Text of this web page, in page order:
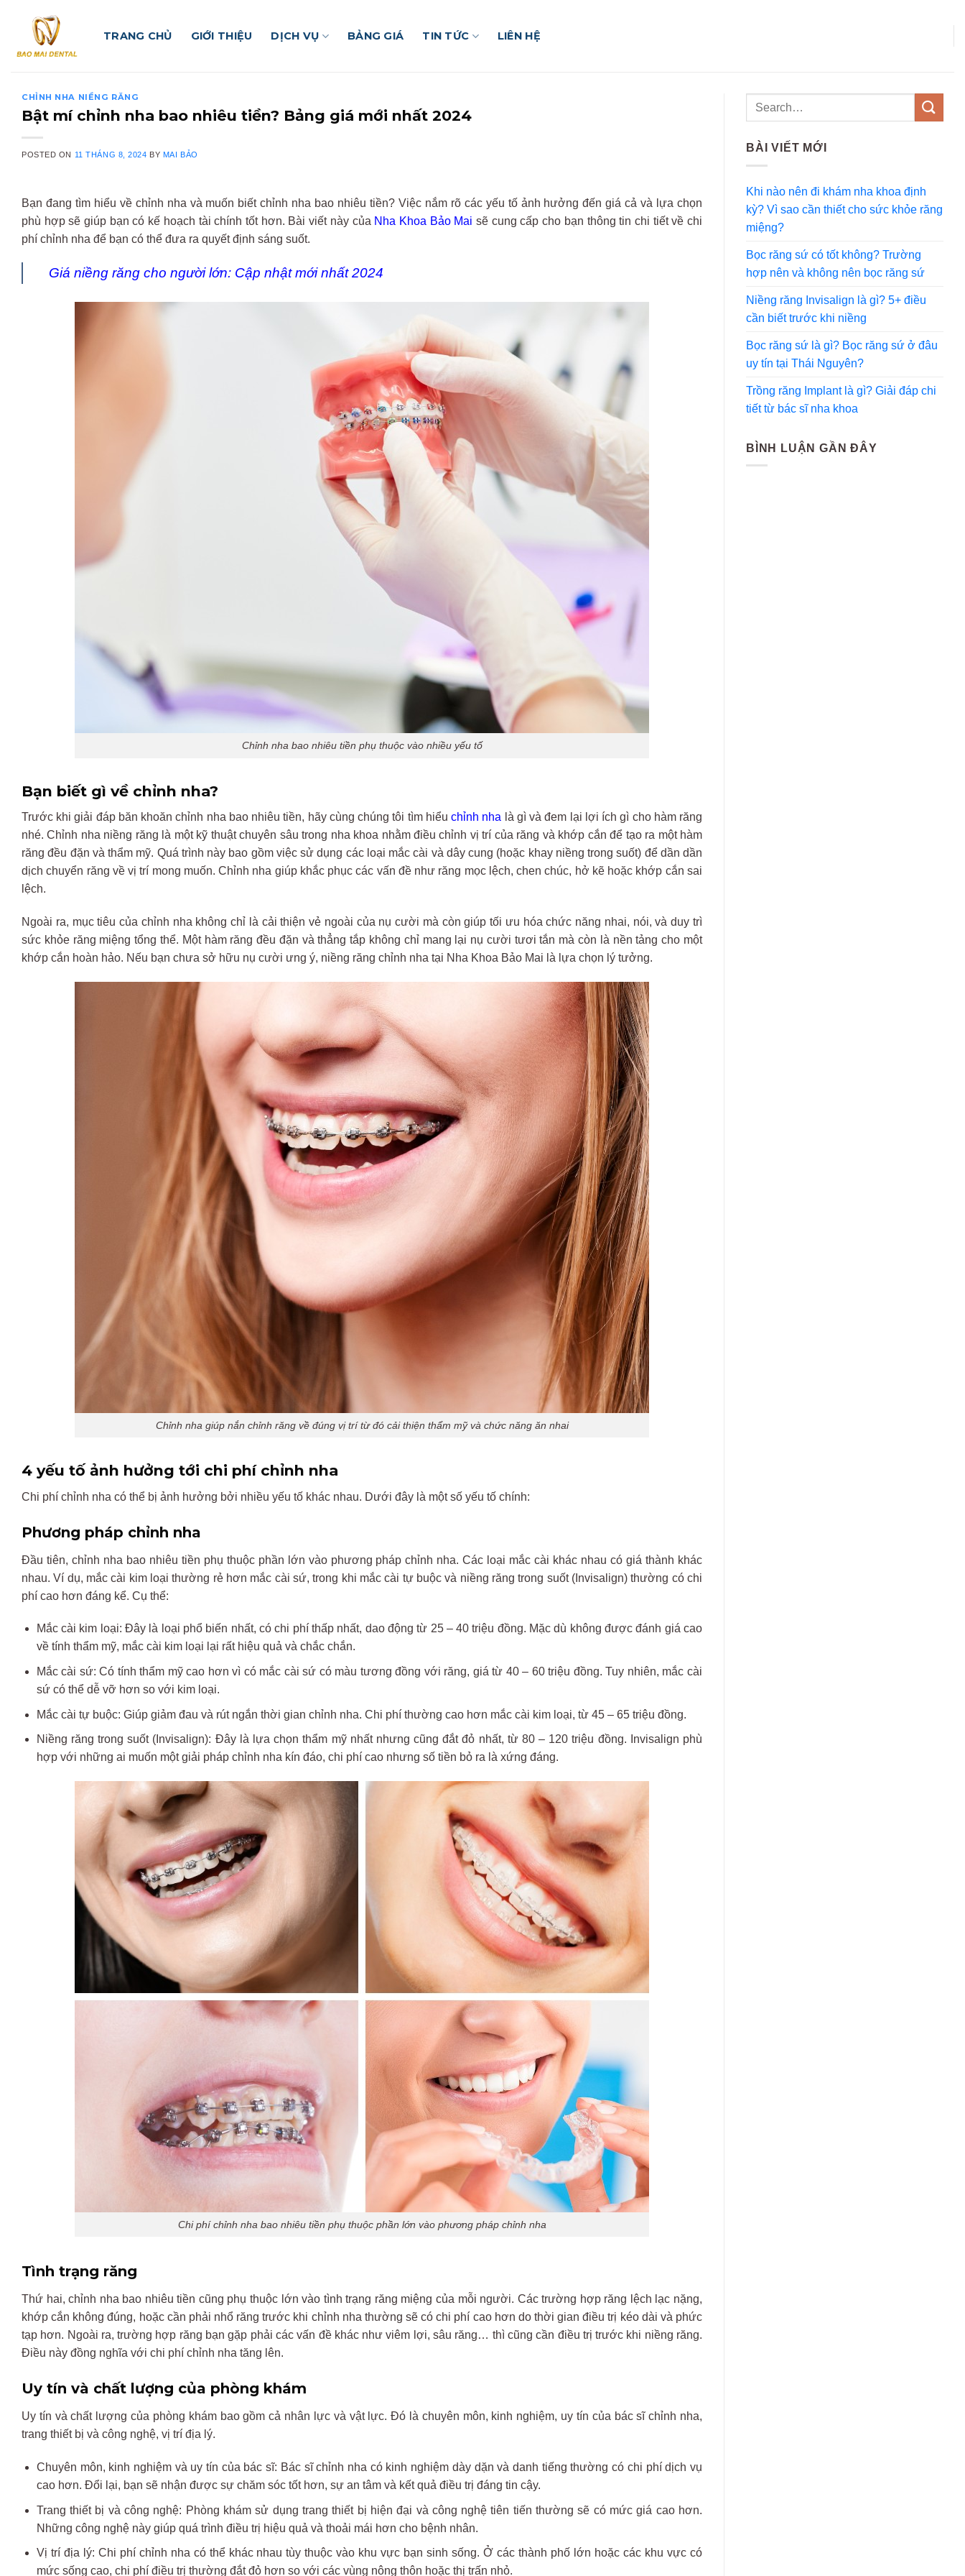
content
TRANG CHỦ GIỚI THIỆU DỊCH VỤ BẢNG GIÁ TIN TỨC LIÊN HỆ
CHỈNH NHA NIỀNG RĂNG
Bật mí chỉnh nha bao nhiêu tiền? Bảng giá mới nhất 2024
POSTED ON 11 THÁNG 8, 2024 BY MAI BẢO
Bạn đang tìm hiểu về chỉnh nha và muốn biết chỉnh nha bao nhiêu tiền? Việc nắm rõ các yếu tố ảnh hưởng đến giá cả và lựa chọn
phù hợp sẽ giúp bạn có kế hoạch tài chính tốt hơn. Bài viết này của Nha Khoa Bảo Mai sẽ cung cấp cho bạn thông tin chi tiết về chi
phí chỉnh nha để bạn có thể đưa ra quyết định sáng suốt.
Giá niềng răng cho người lớn: Cập nhật mới nhất 2024
Chỉnh nha bao nhiêu tiền phụ thuộc vào nhiều yếu tố
Bạn biết gì về chỉnh nha?
Trước khi giải đáp băn khoăn chỉnh nha bao nhiêu tiền, hãy cùng chúng tôi tìm hiểuchỉnh nha là gì và đem lại lợi ích gì cho hàm răng
nhé. Chỉnh nha niềng răng là một kỹ thuật chuyên sâu trong nha khoa nhằm điều chỉnh vị trí của răng và khớp cắn để tạo ra một hàm
răng đều đặn và thẩm mỹ. Quá trình này bao gồm việc sử dụng các loại mắc cài và dây cung (hoặc khay niềng trong suốt) để dần dần
dịch chuyển răng về vị trí mong muốn. Chỉnh nha giúp khắc phục các vấn đề như răng mọc lệch, chen chúc, hở kẽ hoặc khớp cắn sai
lệch.
Ngoài ra, mục tiêu của chỉnh nha không chỉ là cải thiện vẻ ngoài của nụ cười mà còn giúp tối ưu hóa chức năng nhai, nói, và duy trì
sức khỏe răng miệng tổng thể. Một hàm răng đều đặn và thẳng tắp không chỉ mang lại nụ cười tươi tắn mà còn là nền tảng cho một
khớp cắn hoàn hảo. Nếu bạn chưa sở hữu nụ cười ưng ý, niềng răng chỉnh nha tại Nha Khoa Bảo Mai là lựa chọn lý tưởng.
Chỉnh nha giúp nắn chỉnh răng về đúng vị trí từ đó cải thiện thẩm mỹ và chức năng ăn nhai
4 yếu tố ảnh hưởng tới chi phí chỉnh nha
Chi phí chỉnh nha có thể bị ảnh hưởng bởi nhiều yếu tố khác nhau. Dưới đây là một số yếu tố chính:
Phương pháp chỉnh nha
Đầu tiên, chỉnh nha bao nhiêu tiền phụ thuộc phần lớn vào phương pháp chỉnh nha. Các loại mắc cài khác nhau có giá thành khác
nhau. Ví dụ, mắc cài kim loại thường rẻ hơn mắc cài sứ, trong khi mắc cài tự buộc và niềng răng trong suốt (Invisalign) thường có chi
phí cao hơn đáng kể. Cụ thể:
Mắc cài kim loại: Đây là loại phổ biến nhất, có chi phí thấp nhất, dao động từ 25 – 40 triệu đồng. Mặc dù không được đánh giá cao
về tính thẩm mỹ, mắc cài kim loại lại rất hiệu quả và chắc chắn.
Mắc cài sứ: Có tính thẩm mỹ cao hơn vì có mắc cài sứ có màu tương đồng với răng, giá từ 40 – 60 triệu đồng. Tuy nhiên, mắc cài
sứ có thể dễ vỡ hơn so với kim loại.
Mắc cài tự buộc: Giúp giảm đau và rút ngắn thời gian chỉnh nha. Chi phí thường cao hơn mắc cài kim loại, từ 45 – 65 triệu đồng.
Niềng răng trong suốt (Invisalign): Đây là lựa chọn thẩm mỹ nhất nhưng cũng đắt đỏ nhất, từ 80 – 120 triệu đồng. Invisalign phù
hợp với những ai muốn một giải pháp chỉnh nha kín đáo, chi phí cao nhưng số tiền bỏ ra là xứng đáng.
Chi phí chỉnh nha bao nhiêu tiền phụ thuộc phần lớn vào phương pháp chỉnh nha
Tình trạng răng
Thứ hai, chỉnh nha bao nhiêu tiền cũng phụ thuộc lớn vào tình trạng răng miệng của mỗi người. Các trường hợp răng lệch lạc nặng,
khớp cắn không đúng, hoặc cần phải nhổ răng trước khi chỉnh nha thường sẽ có chi phí cao hơn do thời gian điều trị kéo dài và phức
tạp hơn. Ngoài ra, trường hợp răng bạn gặp phải các vấn đề khác như viêm lợi, sâu răng… thì cũng cần điều trị trước khi niềng răng.
Điều này đồng nghĩa với chi phí chỉnh nha tăng lên.
Uy tín và chất lượng của phòng khám
Uy tín và chất lượng của phòng khám bao gồm cả nhân lực và vật lực. Đó là chuyên môn, kinh nghiệm, uy tín của bác sĩ chỉnh nha,
trang thiết bị và công nghệ, vị trí địa lý.
Chuyên môn, kinh nghiệm và uy tín của bác sĩ: Bác sĩ chỉnh nha có kinh nghiệm dày dặn và danh tiếng thường có chi phí dịch vụ
cao hơn. Đổi lại, bạn sẽ nhận được sự chăm sóc tốt hơn, sự an tâm và kết quả điều trị đáng tin cậy.
Trang thiết bị và công nghệ: Phòng khám sử dụng trang thiết bị hiện đại và công nghệ tiên tiến thường sẽ có mức giá cao hơn.
Những công nghệ này giúp quá trình điều trị hiệu quả và thoải mái hơn cho bệnh nhân.
Vị trí địa lý: Chi phí chỉnh nha có thể khác nhau tùy thuộc vào khu vực bạn sinh sống. Ở các thành phố lớn hoặc các khu vực có
mức sống cao, chi phí điều trị thường đắt đỏ hơn so với các vùng nông thôn hoặc thị trấn nhỏ.
BÀI VIẾT MỚI
Khi nào nên đi khám nha khoa định
kỳ? Vì sao cần thiết cho sức khỏe răng
miệng?
Bọc răng sứ có tốt không? Trường
hợp nên và không nên bọc răng sứ
Niềng răng Invisalign là gì? 5+ điều
cần biết trước khi niềng
Bọc răng sứ là gì? Bọc răng sứ ở đâu
uy tín tại Thái Nguyên?
Trồng răng Implant là gì? Giải đáp chi
tiết từ bác sĩ nha khoa
BÌNH LUẬN GẦN ĐÂY